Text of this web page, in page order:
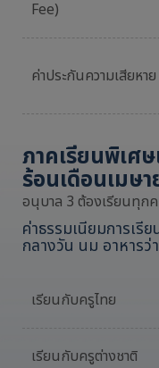
Fee)
ค่าประกันความเสียหาย
ภาคเรียนพิเศ
ร้อนเดือนเมษ
อนุบาล 3 ต้องเรียนทุก
ค่าธรรมเนียมการเรี
กลางวัน นม อาหารว่
เรียนกับครูไทย
เรียนกับครูต่างชาติ